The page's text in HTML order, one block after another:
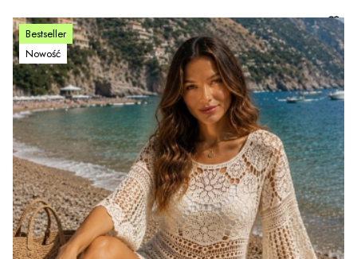
Bestseller
Nowość